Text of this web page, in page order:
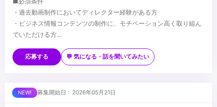
・過去動画制作においてディレクター経験がある方
・ビジネス情報コンテンツの制作に、モチベーション高く取り組ん
でいただける方
事業やマーケティング領域に関する知識などについては必須ではあ
りません）
・編集エディター業務経験
・各アプリケーションの使用経験（ Premiere Pro / After Effects /
一式 ）
■求める人物像
応募する 💬 気になる・話を聞いてみたい
募集開始日 : 2026年05月21日